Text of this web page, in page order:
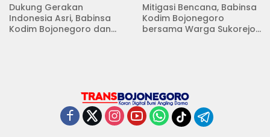
Dukung Gerakan
Indonesia Asri, Babinsa
Kodim Bojonegoro dan
Mitigasi Bencana, Babinsa
Kodim Bojonegoro
bersama Warga Sukorejo